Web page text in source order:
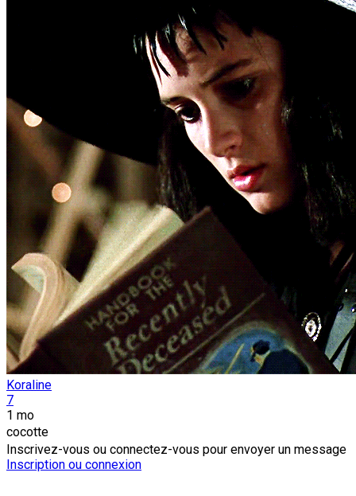
Koraline
7
1 mo
cocotte
Inscrivez-vous ou connectez-vous pour envoyer un message
Inscription ou connexion